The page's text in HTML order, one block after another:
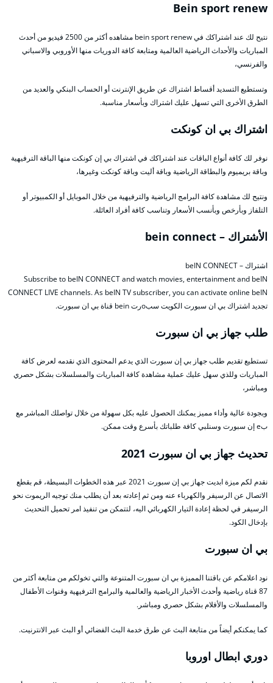
Bein sport renew
نتيح لك عند اشتراكك في bein sport renew مشاهده أكثر من 2500 فيديو من أحدث
المباريات والأحداث الرياضية العالمية ومتابعة كافة الدوريات منها الأوروبي والاسباني
والفرنسي،
وتستطيع التسديد أقساط اشتراك عن طريق الإنترنت أو الحساب البنكي والعديد من
الطرق الأخرى التي تسهل عليك اشتراك وبأسعار مناسبة.
اشتراك بي ان كونكت
نوفر لك كافة أنواع الباقات عند اشتراكك في اشتراك بي إن كونكت منها الباقة الترفيهية
وباقة بريميوم والبطاقة الرياضية وباقة أليت وباقة كونكت وغيرها،
ونتيح لك مشاهدة كافة البرامج الرياضية والترفيهية من خلال الموبايل أو الكمبيوتر أو
التلفاز وبأرخص وبأنسب الأسعار وتناسب كافة أفراد العائلة.
الأشتراك – bein connect
اشتراك – beIN CONNECT
Subscribe to beIN CONNECT and watch movies, entertainment and beIN
CONNECT LIVE channels. As beIN TV subscriber, you can activate online beIN
تجديد اشتراك بي ان سبورت الكويت سبoرت bein قناة بي ان سبورت.
طلب جهاز بي ان سبورت
تستطيع تقديم طلب جهاز بي إن سبورت الذي يدعم المحتوى الذي نقدمه لعرض كافة
المباريات وللذي سهل عليك عملية مشاهدة كافة المباريات والمسلسلات بشكل حصري
ومباشر،
وبجودة عالية وأداء مميز يمكنك الحصول عليه بكل سهولة من خلال تواصلك المباشر مع
بe إن سبورت وسنلبي كافة طلباتك بأسرع وقت ممكن.
تحديث جهاز بي ان سبورت 2021
نقدم لكم ميزة ابديت جهاز بي إن سبورت 2021 عبر هذه الخطوات البسيطة، قم بقطع
الاتصال عن الرسيفر والكهرباء عنه ومن ثم إعادته بعد أن يطلب منك توجيه الريموت نحو
الرسيفر في لحظة إعادة التيار الكهربائي اليه، لتتمكن من تنفيذ امر تحميل التحديث
بإدخال الكود.
بي ان سبورت
نود اعلامكم عن باقتنا المميزة بي ان سبورت المتنوعة والتي تخولكم من متابعة أكثر من
87 قناة رياضية وأحدث الأخبار الرياضية والعالمية والبرامج الترفيهية وقنوات الأطفال
والمسلسلات والأفلام بشكل حصري ومباشر.
كما يمكنكم أيضاً من متابعة البث عن طرق خدمة البث الفضائي أو البث عبر الانترنيت.
دوري ابطال اوروبا